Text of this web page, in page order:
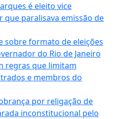
é eleito vice
que paralisava emissão de
sobre formato de eleições
do Rio de Janeiro
regras que limitam
e membros do
por religação de
inconstitucional pelo